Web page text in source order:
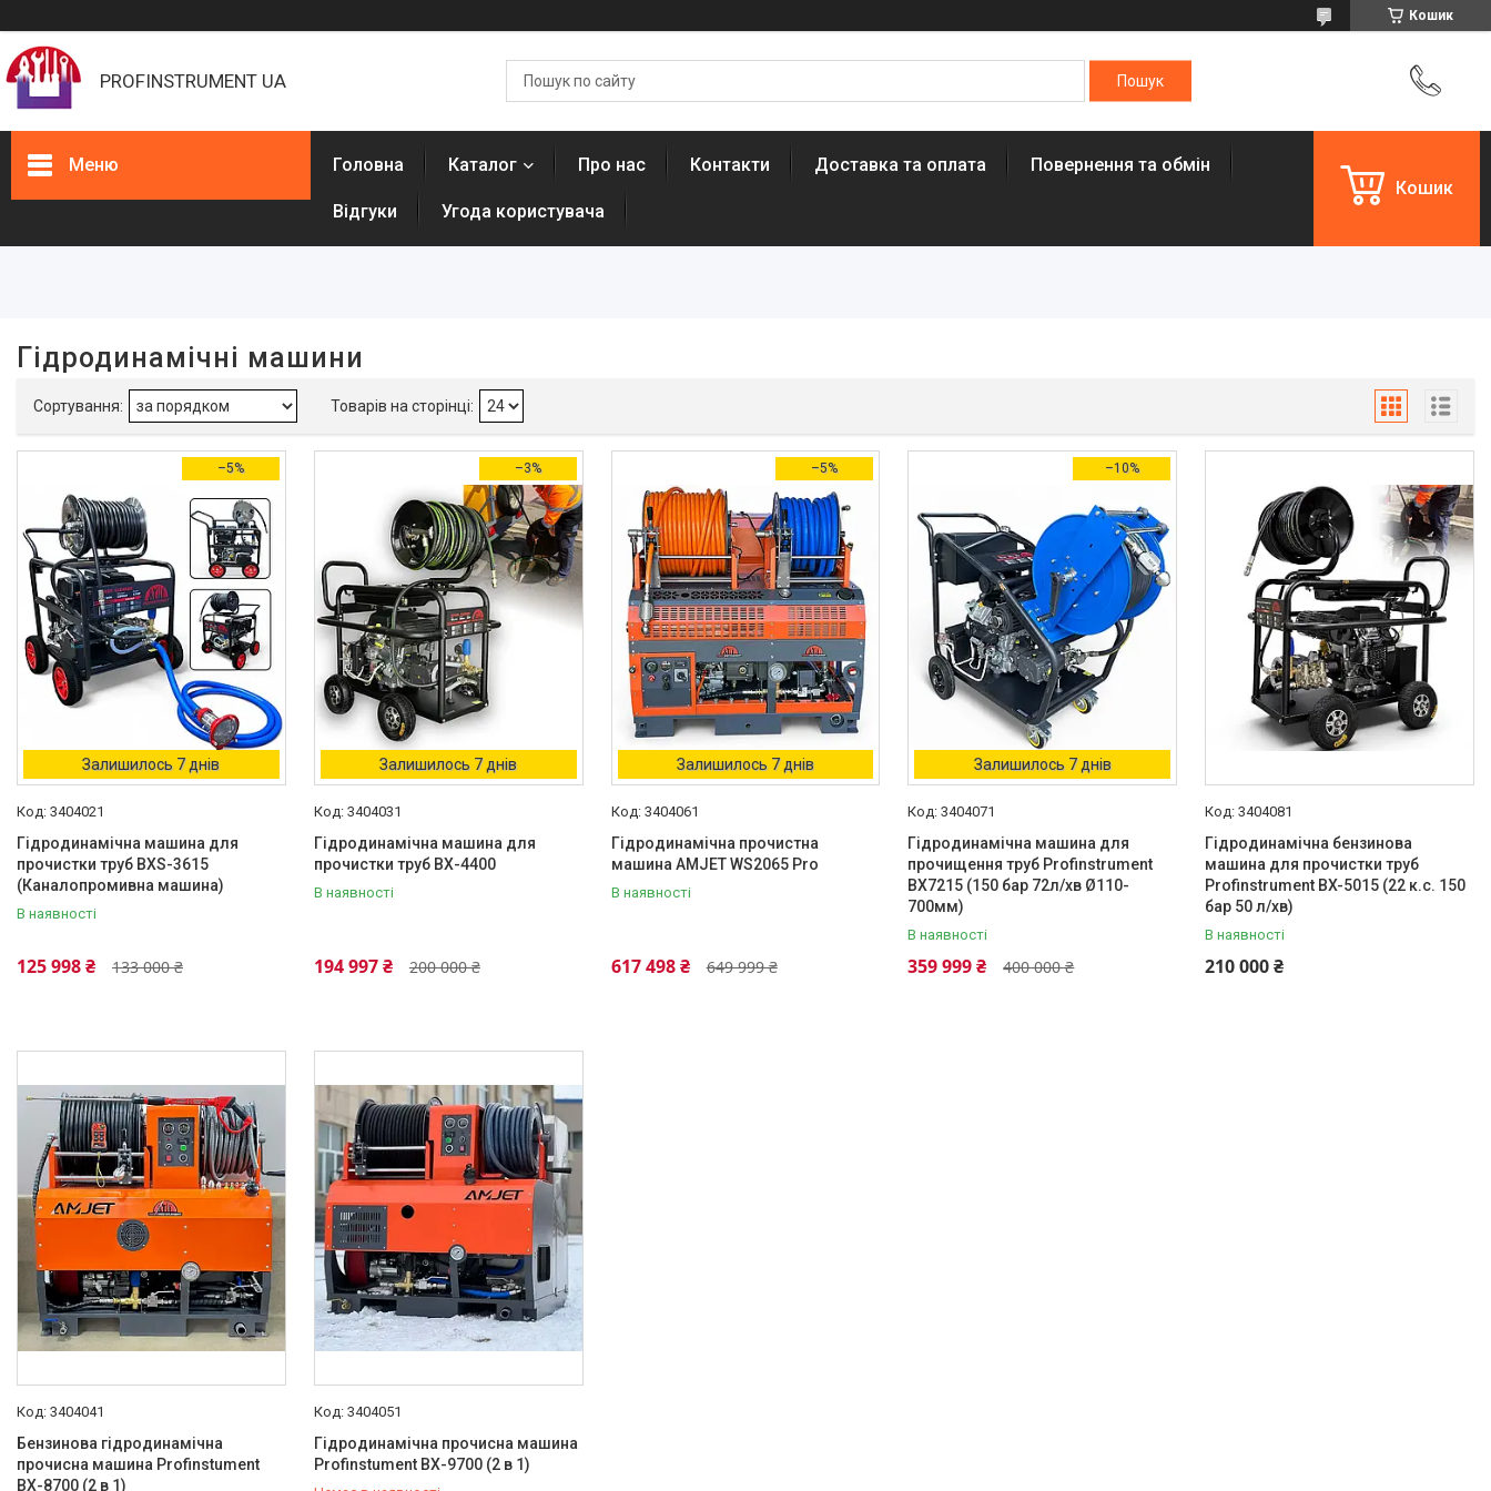
Кошик
PROFINSTRUMENT UA
Меню
В наявності
5
Тип двигуна
Каталог
Фарбувальне обладнання
Обладнання для штукатурки
Машини для розмітки доріг
Обладнання для ППУ
Обладнання для виробництва
рукавів високого тиску (РВТ)
Обладнання для бетонних
підлог
Обладнання для прочищення
труб
Обладнання для прочистки
вентиляційних систем
Мийки високого тиску
тиску
Фарбування авто
Споттери
Обладнання для СТО
Фени для зварювання ПВХ
Лебідки та комплектуючі OFF-
Лазерна зварка та очистка
Плиткорізи та комплектуючі
Інструмент для шліфування та
оздоблення стін
Автономні повітряні опалювачі
Швидкомонтажні пістолети
Головна Каталог Про нас Контакти Доставка та оплата Повернення та обмін
Відгуки Угода користувача
Кошик
Гідродинамічні машини
–5%
Залишилось 7 днів
3404021
Гідродинамічна машина для
прочистки труб BXS-3615
(Каналопромивна машина)
В наявності
133 000 ₴
125 998 ₴
–3%
Залишилось 7 днів
3404031
Гідродинамічна машина для
прочистки труб ВХ-4400
В наявності
200 000 ₴
194 997 ₴
–5%
Залишилось 7 днів
3404061
Гідродинамічна прочистна
машина AMJET WS2065 Pro
В наявності
649 999 ₴
617 498 ₴
–10%
Залишилось 7 днів
3404071
Гідродинамічна машина для
прочищення труб Profinstrument
BX7215 (150 бар 72л/хв Ø110-
700мм)
В наявності
400 000 ₴
359 999 ₴
3404081
Гідродинамічна бензинова
машина для прочистки труб
Profinstrument BX-5015 (22 к.с. 150
бар 50 л/хв)
В наявності
210 000 ₴
3404041
Бензинова гідродинамічна
прочисна машина Profinstument
ВХ-8700 (2 в 1)
3404051
Гідродинамічна прочисна машина
Profinstument ВХ-9700 (2 в 1)